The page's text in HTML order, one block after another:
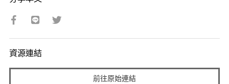
資源連結
前往原始連結